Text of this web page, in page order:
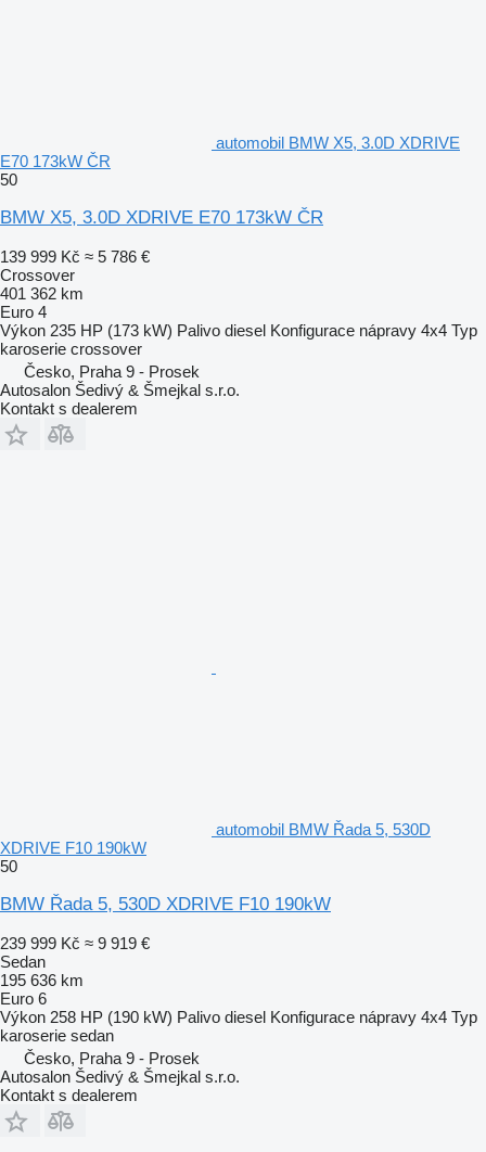
automobil BMW X5, 3.0D XDRIVE
E70 173kW ČR
50
BMW X5, 3.0D XDRIVE E70 173kW ČR
139 999 Kč ≈ 5 786 €
Crossover
401 362 km
Euro 4
Výkon 235 HP (173 kW) Palivo diesel Konfigurace nápravy 4x4 Typ
karoserie crossover
Česko, Praha 9 - Prosek
Autosalon Šedivý & Šmejkal s.r.o.
Kontakt s dealerem
automobil BMW Řada 5, 530D
XDRIVE F10 190kW
50
BMW Řada 5, 530D XDRIVE F10 190kW
239 999 Kč ≈ 9 919 €
Sedan
195 636 km
Euro 6
Výkon 258 HP (190 kW) Palivo diesel Konfigurace nápravy 4x4 Typ
karoserie sedan
Česko, Praha 9 - Prosek
Autosalon Šedivý & Šmejkal s.r.o.
Kontakt s dealerem